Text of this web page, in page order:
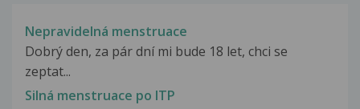
Nepravidelná menstruace
Dobrý den, za pár dní mi bude 18 let, chci se
zeptat...
Silná menstruace po ITP